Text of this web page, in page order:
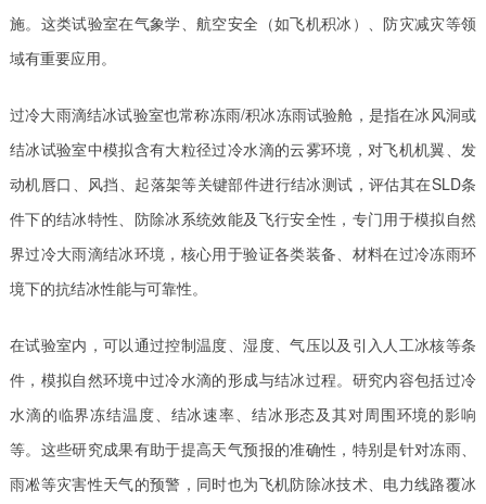
施。这类试验室在气象学、航空安全（如飞机积冰）、防灾减灾等领
域有重要应用。
过冷大雨滴结冰试验室也常称冻雨/积冰冻雨试验舱，是指在冰风洞或
结冰试验室中模拟含有大粒径过冷水滴的云雾环境，对飞机机翼、发
动机唇口、风挡、起落架等关键部件进行结冰测试，评估其在SLD条
件下的结冰特性、防除冰系统效能及飞行安全性，专门用于模拟自然
界过冷大雨滴结冰环境，核心用于验证各类装备、材料在过冷冻雨环
境下的抗结冰性能与可靠性。
在试验室内，可以通过控制温度、湿度、气压以及引入人工冰核等条
件，模拟自然环境中过冷水滴的形成与结冰过程。研究内容包括过冷
水滴的临界冻结温度、结冰速率、结冰形态及其对周围环境的影响
等。这些研究成果有助于提高天气预报的准确性，特别是针对冻雨、
雨凇等灾害性天气的预警，同时也为飞机防除冰技术、电力线路覆冰